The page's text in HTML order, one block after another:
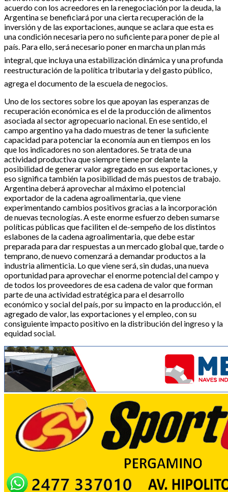
acuerdo con los acreedores en la renegociación por la deuda, la
Argentina se beneficiará por una cierta recuperación de la
inversión y de las exportaciones, aunque se aclara que esta es
una condición necesaria pero no suficiente para poner de pie al
país. Para ello, será necesario poner en marcha un plan más
integral, que incluya una estabilización dinámica y una profunda
reestructuración de la política tributaria y del gasto público,
agrega el documento de la escuela de negocios.
Uno de los sectores sobre los que apoyan las esperanzas de
recuperación económica es el de la producción de alimentos
asociada al sector agropecuario nacional. En ese sentido, el
campo argentino ya ha dado muestras de tener la suficiente
capacidad para potenciar la economía aun en tiempos en los
que los indicadores no son alentadores. Se trata de una
actividad productiva que siempre tiene por delante la
posibilidad de generar valor agregado en sus exportaciones, y
eso significa también la posibilidad de más puestos de trabajo.
Argentina deberá aprovechar al máximo el potencial
exportador de la cadena agroalimentaria, que viene
experimentando cambios positivos gracias a la incorporación
de nuevas tecnologías. A este enorme esfuerzo deben sumarse
políticas públicas que faciliten el de-sempeño de los distintos
eslabones de la cadena agroalimentaria, que debe estar
preparada para dar respuestas a un mercado global que, tarde o
temprano, de nuevo comenzará a demandar productos a la
industria alimenticia. Lo que viene será, sin dudas, una nueva
oportunidad para aprovechar el enorme potencial del campo y
de todos los proveedores de esa cadena de valor que forman
parte de una actividad estratégica para el desarrollo
económico y social del país, por su impacto en la producción, el
agregado de valor, las exportaciones y el empleo, con su
consiguiente impacto positivo en la distribución del ingreso y la
equidad social.